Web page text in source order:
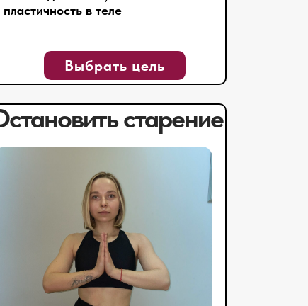
Выбрать цель
пластичность в теле
старение